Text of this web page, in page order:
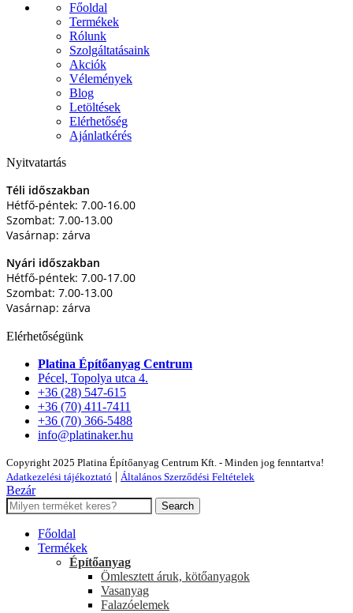
Főoldal
Termékek
Rólunk
Szolgáltatásaink
Akciók
Vélemények
Blog
Letöltések
Elérhetőség
Ajánlatkérés
Nyitvatartás
Téli időszakban
Hétfő-péntek: 7.00-16.00
Szombat: 7.00-13.00
Vasárnap: zárva
Nyári időszakban
Hétfő-péntek: 7.00-17.00
Szombat: 7.00-13.00
Vasárnap: zárva
Elérhetőségünk
Platina Építőanyag Centrum
Pécel, Topolya utca 4.
+36 (28) 547-615
+36 (70) 411-7411
+36 (70) 366-5488
info@platinaker.hu
Copyright 2025 Platina Építőanyag Centrum Kft. - Minden jog fenntartva!
Adatkezelési tájékoztató | Általános Szerződési Feltételek
Bezár
Search
Főoldal
Termékek
Építőanyag
Ömlesztett áruk, kötőanyagok
Vasanyag
Falazóelemek